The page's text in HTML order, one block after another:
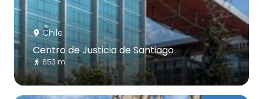
Chile
Centro de Justicia de Santiago
653 m